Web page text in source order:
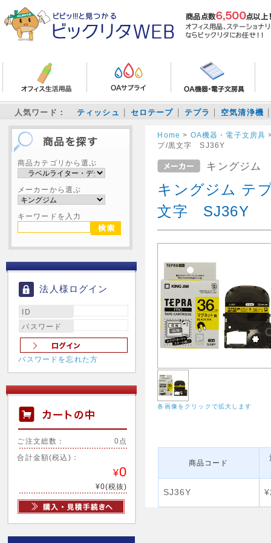
人気ワード： ティッシュ セロテープ テプラ 空気清浄機
商品カテゴリから選ぶ
メーカーから選ぶ
キーワードを入力
法人様ログイン
ID
パスワード
パスワードを忘れた方
ご注文総数： 0点
合計金額(税込)：
¥0
¥0(税抜)
Home > OA機器・電子文房具
プ/黒文字 SJ36Y
キングジム
キングジム テ
文字 SJ36Y
各画像をクリックで拡大します
商品コード
SJ36Y